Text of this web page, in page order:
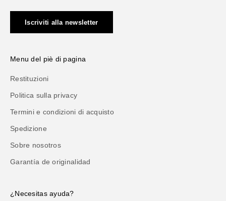
Iscriviti alla newsletter
Menu del piè di pagina
Restituzioni
Politica sulla privacy
Termini e condizioni di acquisto
Spedizione
Sobre nosotros
Garantía de originalidad
¿Necesitas ayuda?